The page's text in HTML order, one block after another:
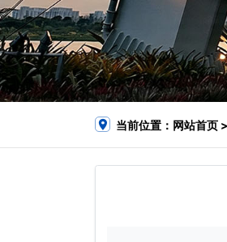
当前位置： 网站首页 >